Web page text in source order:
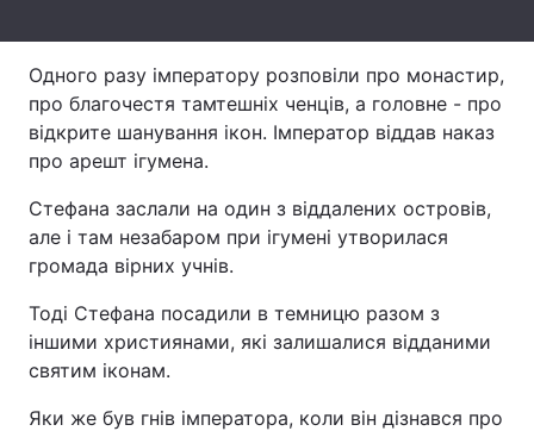
Архів Вакансії
Контакти
Послуги
Одного разу імператору розповіли про монастир,
про благочестя тамтешніх ченців, а головне - про
відкрите шанування ікон. Імператор віддав наказ
про арешт ігумена.
Стефана заслали на один з віддалених островів,
але і там незабаром при ігумені утворилася
громада вірних учнів.
Тоді Стефана посадили в темницю разом з
іншими християнами, які залишалися відданими
святим іконам.
Яки же був гнів імператора, коли він дізнався про